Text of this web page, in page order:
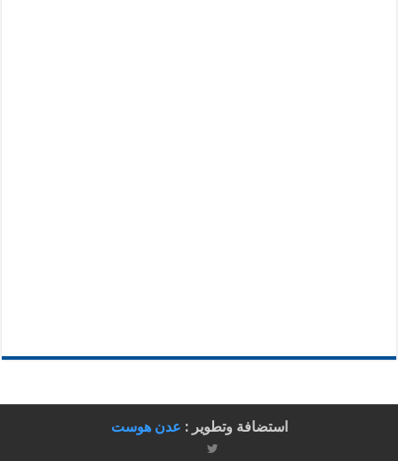
استضافة وتطوير : عدن هوست